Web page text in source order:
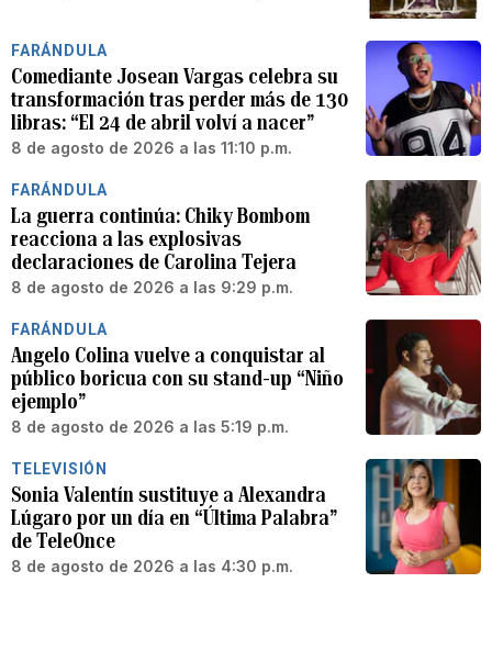
FARÁNDULA
Comediante Josean Vargas celebra su
transformación tras perder más de 130
libras: “El 24 de abril volví a nacer”
8 de agosto de 2026 a las 11:10 p.m.
FARÁNDULA
La guerra continúa: Chiky Bombom
reacciona a las explosivas
declaraciones de Carolina Tejera
8 de agosto de 2026 a las 9:29 p.m.
FARÁNDULA
Angelo Colina vuelve a conquistar al
público boricua con su stand-up “Niño
ejemplo”
8 de agosto de 2026 a las 5:19 p.m.
TELEVISIÓN
Sonia Valentín sustituye a Alexandra
Lúgaro por un día en “Última Palabra”
de TeleOnce
8 de agosto de 2026 a las 4:30 p.m.